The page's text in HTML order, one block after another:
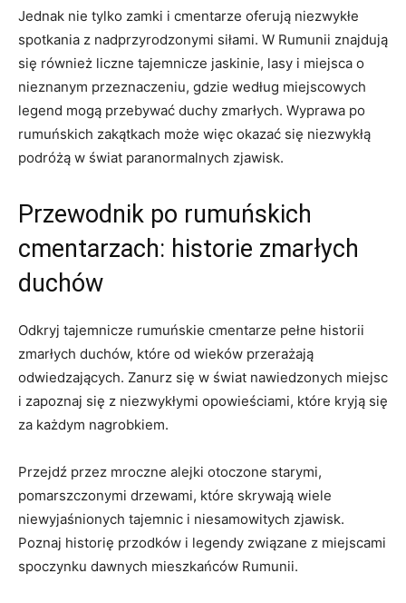
Jednak nie tylko zamki i cmentarze oferują niezwykłe
spotkania z ‌nadprzyrodzonymi siłami. W Rumunii ‌znajdują
się również liczne tajemnicze⁣ jaskinie,​ lasy i miejsca o
nieznanym przeznaczeniu, gdzie⁢ według ​miejscowych​
legend mogą przebywać duchy zmarłych. Wyprawa po
rumuńskich zakątkach może więc okazać się ⁤niezwykłą
podróżą w świat ⁤paranormalnych zjawisk.
Przewodnik po rumuńskich
cmentarzach:​ historie⁤ zmarłych
duchów
Odkryj tajemnicze rumuńskie cmentarze pełne historii
zmarłych duchów, które od wieków przerażają
odwiedzających. Zanurz się w świat nawiedzonych miejsc
i zapoznaj się z niezwykłymi opowieściami, które kryją się
za każdym nagrobkiem.
Przejdź przez mroczne alejki otoczone starymi,
pomarszczonymi drzewami, które skrywają wiele
⁤niewyjaśnionych tajemnic i niesamowitych zjawisk.
Poznaj historię przodków i legendy‌ związane ‍z miejscami
⁣spoczynku dawnych mieszkańców⁣ Rumunii.